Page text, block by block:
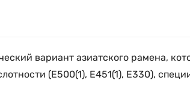
вариант азиатского рамена,
(E500(1), Е451(1), Е330),